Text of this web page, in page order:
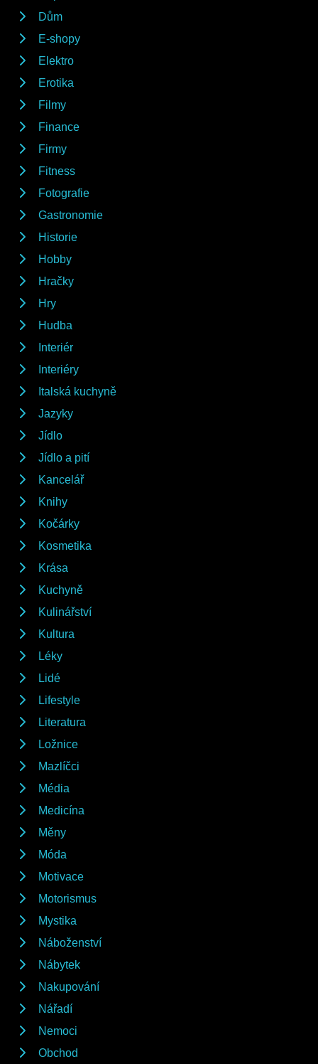
Dům
E-shopy
Elektro
Erotika
Filmy
Finance
Firmy
Fitness
Fotografie
Gastronomie
Historie
Hobby
Hračky
Hry
Hudba
Interiér
Interiéry
Italská kuchyně
Jazyky
Jídlo
Jídlo a pití
Kancelář
Knihy
Kočárky
Kosmetika
Krása
Kuchyně
Kulinářství
Kultura
Léky
Lidé
Lifestyle
Literatura
Ložnice
Mazlíčci
Média
Medicína
Měny
Móda
Motivace
Motorismus
Mystika
Náboženství
Nábytek
Nakupování
Nářadí
Nemoci
Obchod